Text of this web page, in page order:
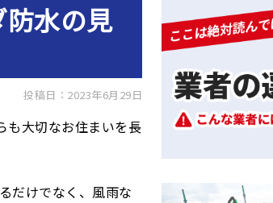
水の見
投稿日：2023年6月29日
も大切なお住まいを長
だけでなく、風雨な